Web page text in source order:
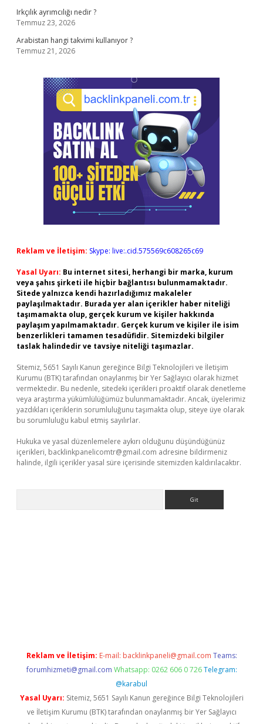
Irkçılık ayrımcılığı nedir ?
Temmuz 23, 2026
Arabistan hangi takvimi kullanıyor ?
Temmuz 21, 2026
Reklam ve İletişim: Skype: live:.cid.575569c608265c69
Yasal Uyarı: Bu internet sitesi, herhangi bir marka, kurum
veya şahıs şirketi ile hiçbir bağlantısı bulunmamaktadır.
Sitede yalnızca kendi hazırladığımız makaleler
paylaşılmaktadır. Burada yer alan içerikler haber niteliği
taşımamakta olup, gerçek kurum ve kişiler hakkında
paylaşım yapılmamaktadır. Gerçek kurum ve kişiler ile isim
benzerlikleri tamamen tesadüfidir. Sitemizdeki bilgiler
taslak halindedir ve tavsiye niteliği taşımazlar.
Sitemiz, 5651 Sayılı Kanun gereğince Bilgi Teknolojileri ve İletişim
Kurumu (BTK) tarafından onaylanmış bir Yer Sağlayıcı olarak hizmet
vermektedir. Bu nedenle, sitedeki içerikleri proaktif olarak denetleme
veya araştırma yükümlülüğümüz bulunmamaktadır. Ancak, üyelerimiz
yazdıkları içeriklerin sorumluluğunu taşımakta olup, siteye üye olarak
bu sorumluluğu kabul etmiş sayılırlar.
Hukuka ve yasal düzenlemelere aykırı olduğunu düşündüğünüz
içerikleri, backlinkpanelicomtr@gmail.com adresine bildirmeniz
halinde, ilgili içerikler yasal süre içerisinde sitemizden kaldırılacaktır.
Reklam ve İletişim: E-mail: backlinkpaneli@gmail.com Teams:
forumhizmeti@gmail.com Whatsapp: 0262 606 0 726 Telegram:
@karabul
Yasal Uyarı: Sitemiz, 5651 Sayılı Kanun gereğince Bilgi Teknolojileri
ve İletişim Kurumu (BTK) tarafından onaylanmış bir Yer Sağlayıcı